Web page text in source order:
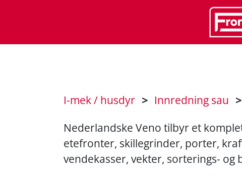
I-mek / husdyr > Innredning sau >
Nederlandske Veno tilbyr et
etefronter, skillegrinder, porter,
vendekasser, vekter, sorterings- og